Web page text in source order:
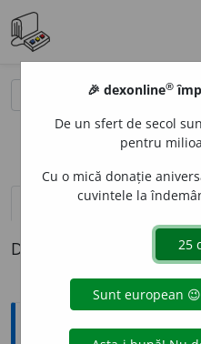
definiții (1) pronunțievolume_up
Definiția cu ID-ul
Explicative DEX
🎉 dexonline®
De un sfert de secol
pentru
Cu o mică donație
cuvintele la